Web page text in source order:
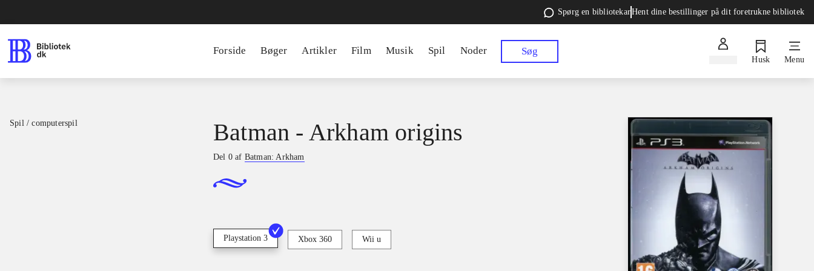
Spørg en bibliotekarHent dine bestillinger på dit foretrukne bibliotek
Forside Bøger Artikler Film Musik Spil Noder Søg
Husk Menu
Spil / computerspil Batman - Arkham origins
Del 0 af Batman: Arkham
Playstation 3 Xbox 360 Wii u